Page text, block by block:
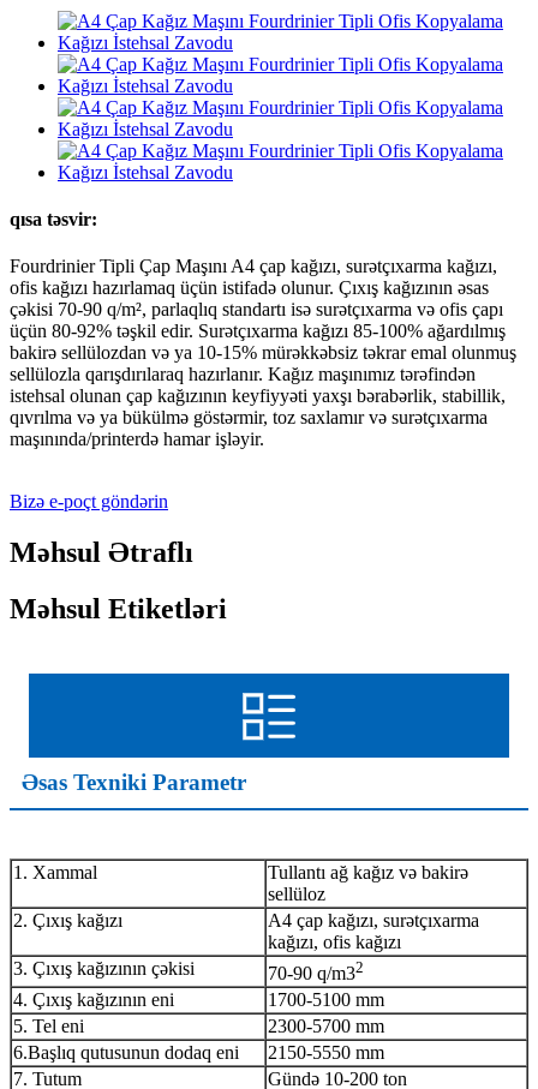
qısa təsvir:
Fourdrinier Tipli Çap Maşını A4 çap kağızı, surətçıxarma kağızı,
ofis kağızı hazırlamaq üçün istifadə olunur. Çıxış kağızının əsas
çəkisi 70-90 q/m², parlaqlıq standartı isə surətçıxarma və ofis çapı
üçün 80-92% təşkil edir. Surətçıxarma kağızı 85-100% ağardılmış
bakirə sellülozdan və ya 10-15% mürəkkəbsiz təkrar emal olunmuş
sellülozla qarışdırılaraq hazırlanır. Kağız maşınımız tərəfindən
istehsal olunan çap kağızının keyfiyyəti yaxşı bərabərlik, stabillik,
qıvrılma və ya bükülmə göstərmir, toz saxlamır və surətçıxarma
maşınında/printerdə hamar işləyir.
Bizə e-poçt göndərin
Məhsul Ətraflı
Məhsul Etiketləri
Əsas Texniki Parametr
1. Xammal
Tullantı ağ kağız və bakirə
sellüloz
2. Çıxış kağızı
A4 çap kağızı, surətçıxarma
kağızı, ofis kağızı
3. Çıxış kağızının çəkisi
70-90 q/m32
4. Çıxış kağızının eni
1700-5100 mm
5. Tel eni
2300-5700 mm
6.Başlıq qutusunun dodaq eni
2150-5550 mm
7. Tutum
Gündə 10-200 ton